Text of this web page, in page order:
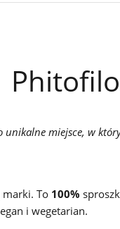
unikalne miejsce, w
To 100%
i wegetarian.